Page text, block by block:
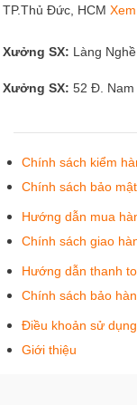
TP.Thủ Đức, HCM
Xưởng SX: Làng
Xưởng SX: 52 Đ. Nam
Chính sách kiểm
Chính sách bảo
Hướng dẫn mua
Chính sách giao
Hướng dẫn thanh
Chính sách bảo
Điều khoản sử dụng
Giới thiệu